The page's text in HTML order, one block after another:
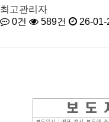
최고관리자
0건
589건 26-